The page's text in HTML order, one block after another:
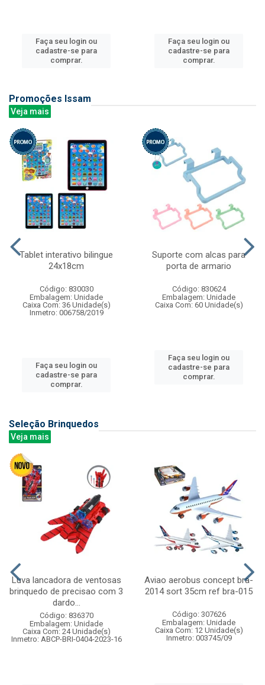
Faça seu login ou
cadastre-se para
comprar.
Faça seu login ou
cadastre-se para
comprar.
Promoções Issam
Veja mais
Tablet interativo bilingue
24x18cm
Código: 830030
Embalagem: Unidade
Caixa Com: 36 Unidade(s)
Inmetro: 006758/2019
Faça seu login ou
cadastre-se para
comprar.
Suporte com alcas para
porta de armario
Código: 830624
Embalagem: Unidade
Caixa Com: 60 Unidade(s)
Faça seu login ou
cadastre-se para
comprar.
Seleção Brinquedos
Veja mais
Luva lancadora de ventosas
brinquedo de precisao com 3
dardo...
Código: 836370
Embalagem: Unidade
Caixa Com: 24 Unidade(s)
Inmetro: ABCP-BRI-0404-2023-16
Aviao aerobus concept bra-
2014 sort 35cm ref bra-015
Código: 307626
Embalagem: Unidade
Caixa Com: 12 Unidade(s)
Inmetro: 003745/09